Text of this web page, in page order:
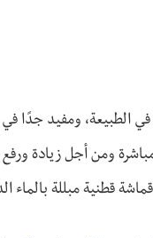
الطبيعة، ومفيد جدًا
ومن أجل زيادة
قطنية مبللة